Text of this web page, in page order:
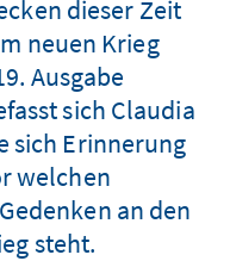
dieser Zeit
neuen Krieg
Ausgabe
sich Claudia
sich Erinnerung
welchen
an den
steht.